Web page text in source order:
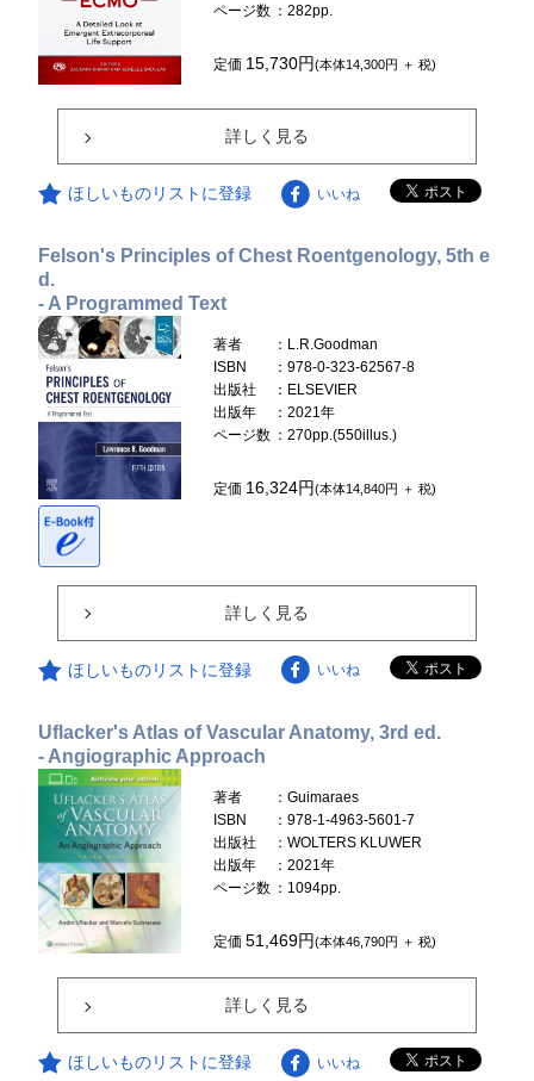
ページ数 ：282pp.
定価 15,730円(本体14,300円 ＋ 税)
詳しく見る
ほしいものリストに登録 いいね
Felson's Principles of Chest Roentgenology, 5th e
d.
- A Programmed Text
著者
：L.R.Goodman
ISBN
：978-0-323-62567-8
出版社
：ELSEVIER
出版年
：2021年
ページ数 ：270pp.(550illus.)
定価 16,324円(本体14,840円 ＋ 税)
詳しく見る
ほしいものリストに登録 いいね
Uflacker's Atlas of Vascular Anatomy, 3rd ed.
- Angiographic Approach
著者
：Guimaraes
ISBN
：978-1-4963-5601-7
出版社
：WOLTERS KLUWER
出版年
：2021年
ページ数 ：1094pp.
定価51,469円(本体46,790円 ＋ 税)
詳しく見る
ほしいものリストに登録 いいね